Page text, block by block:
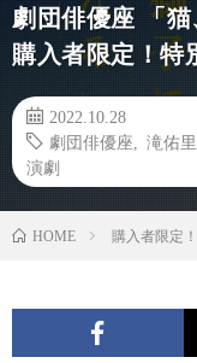
劇団俳優座 「
購入者限定！
2022.10.28
劇団俳優座
滝佑里
演劇
HOME 購入者限定